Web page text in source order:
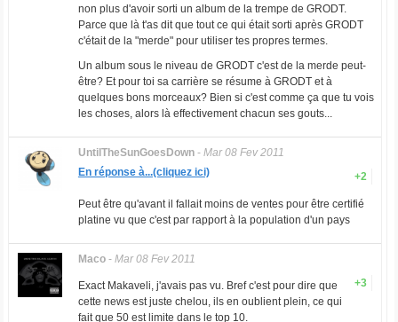
non plus d'avoir sorti un album de la trempe de GRODT.
Parce que là t'as dit que tout ce qui était sorti après GRODT
c'était de la "merde" pour utiliser tes propres termes.
Un album sous le niveau de GRODT c'est de la merde peut-
être? Et pour toi sa carrière se résume à GRODT et à
quelques bons morceaux? Bien si c'est comme ça que tu vois
les choses, alors là effectivement chacun ses gouts...
UntilTheSunGoesDown- Mar 08 Fev 2011
+2
En réponse à...(cliquez ici)
Peut être qu'avant il fallait moins de ventes pour être certifié
platine vu que c'est par rapport à la population d'un pays
Maco- Mar 08 Fev 2011
+3
Exact Makaveli, j'avais pas vu. Bref c'est pour dire que
cette news est juste chelou, ils en oublient plein, ce qui
fait que 50 est limite dans le top 10.